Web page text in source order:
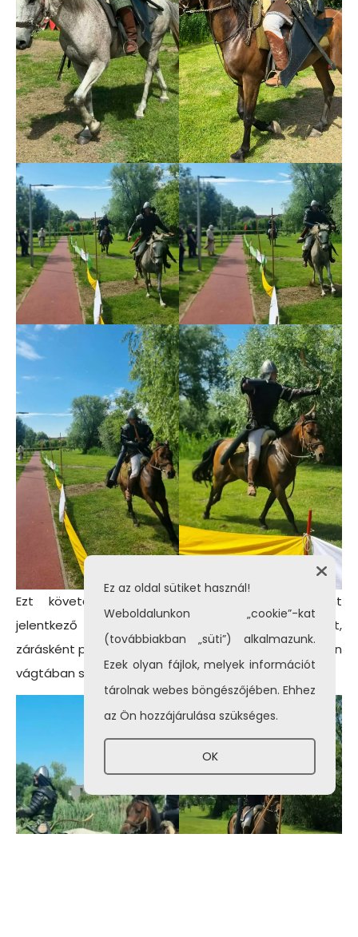
Ezt követően Egyesületünk tagjai egy önként
jelentkező fejére tett almába állítottak nyílvesszőt,
zárásként pedig önkéntesek pajzsfalára lőttek, szintén
vágtában szivacsvégű vesszőkkel a lovasíjászok.
Ez az oldal sütiket használ!
Weboldalunkon „cookie”-kat
(továbbiakban „süti”) alkalmazunk.
Ezek olyan fájlok, melyek információt
tárolnak webes böngészőjében. Ehhez
az Ön hozzájárulása szükséges.
OK